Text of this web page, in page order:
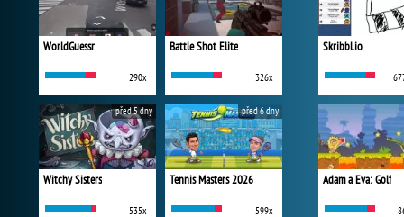
WorldGuessr
290x
Battle Shot Elite
326x
Witchy Sisters
535x
před 5 dny
Tennis Masters 2026
599x
před 6 dny
Skribbl.io
Adam a Eva: Golf